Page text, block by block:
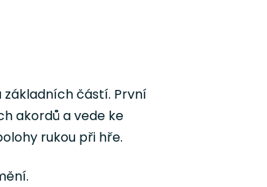
částí. První
akordů a vede ke
rukou při hře.